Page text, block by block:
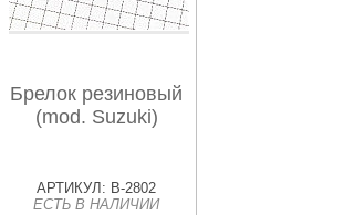
Брелок резиновый
(mod. Suzuki)
АРТИКУЛ: B-2802
ЕСТЬ В НАЛИЧИИ